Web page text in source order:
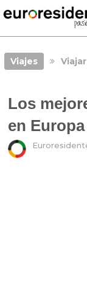
Viajes Viajar
Los
en Europa